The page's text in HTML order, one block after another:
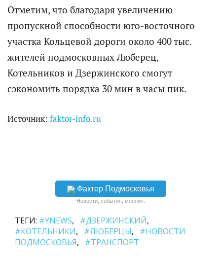
Отметим, что благодаря увеличению
пропускной способности юго-восточного
участка Кольцевой дороги около 400 тыс.
жителей подмосковных Люберец,
Котельников и Дзержинского смогут
сэкономить порядка 30 мин в часы пик.
Источник: faktor-info.ru
Фактор Подмосковья
Новости, события, мнения.
ТЕГИ: #YNEWS
#ДЗЕРЖИНСКИЙ
#КОТЕЛЬНИКИ
#ЛЮБЕРЦЫ
#НОВОСТИ
ПОДМОСКОВЬЯ
#ТРАНСПОРТ